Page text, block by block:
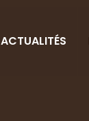
ACTUALITÉS